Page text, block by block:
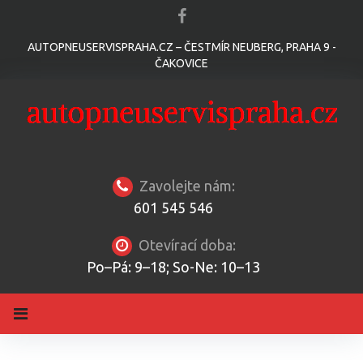
A
C
E
AUTOPNEUSERVISPRAHA.CZ – ČESTMÍR NEUBERG, PRAHA 9 -
ČAKOVICE
Zavolejte nám:
601 545 546
Otevírací doba:
Po–Pá: 9–18; So-Ne: 10–13